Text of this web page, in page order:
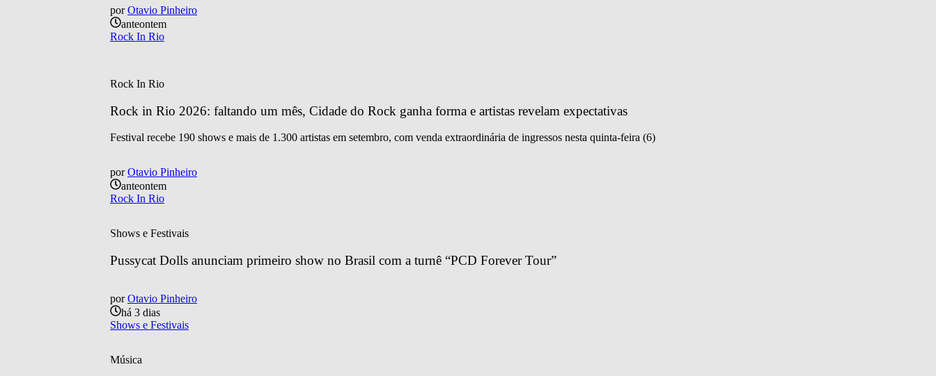
por Otavio Pinheiro
anteontem
Rock In Rio
Rock In Rio
Rock in Rio 2026: faltando um mês, Cidade do Rock ganha forma e artistas revelam expectativas
Festival recebe 190 shows e mais de 1.300 artistas em setembro, com venda extraordinária de ingressos nesta quinta-feira (6)
por Otavio Pinheiro
anteontem
Rock In Rio
Shows e Festivais
Pussycat Dolls anunciam primeiro show no Brasil com a turnê “PCD Forever Tour”
por Otavio Pinheiro
há 3 dias
Shows e Festivais
Música